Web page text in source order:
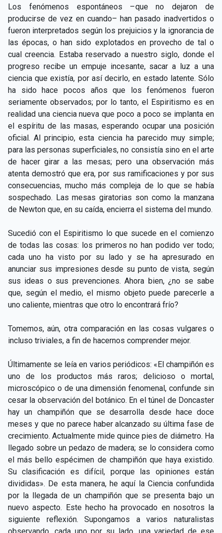
Los fenómenos espontáneos –que no dejaron de
producirse de vez en cuando– han pasado inadvertidos o
fueron interpretados según los prejuicios y la ignorancia de
las épocas, o han sido explotados en provecho de tal o
cual creencia. Estaba reservado a nuestro siglo, donde el
progreso recibe un empuje incesante, sacar a luz a una
ciencia que existía, por así decirlo, en estado latente. Sólo
ha sido hace pocos años que los fenómenos fueron
seriamente observados; por lo tanto, el Espiritismo es en
realidad una ciencia nueva que poco a poco se implanta en
el espíritu de las masas, esperando ocupar una posición
oficial. Al principio, esta ciencia ha parecido muy simple;
para las personas superficiales, no consistía sino en el arte
de hacer girar a las mesas; pero una observación más
atenta demostró que era, por sus ramificaciones y por sus
consecuencias, mucho más compleja de lo que se había
sospechado. Las mesas giratorias son como la manzana
de Newton que, en su caída, encierra el sistema del mundo.
Sucedió con el Espiritismo lo que sucede en el comienzo
de todas las cosas: los primeros no han podido ver todo;
cada uno ha visto por su lado y se ha apresurado en
anunciar sus impresiones desde su punto de vista, según
sus ideas o sus prevenciones. Ahora bien, ¿no se sabe
que, según el medio, el mismo objeto puede parecerle a
uno caliente, mientras que otro lo encontrará frío?
Tomemos, aún, otra comparación en las cosas vulgares o
incluso triviales, a fin de hacernos comprender mejor.
Últimamente se leía en varios periódicos: «El champiñón es
uno de los productos más raros; delicioso o mortal,
microscópico o de una dimensión fenomenal, confunde sin
cesar la observación del botánico. En el túnel de Doncaster
hay un champiñón que se desarrolla desde hace doce
meses y que no parece haber alcanzado su última fase de
crecimiento. Actualmente mide quince pies de diámetro. Ha
llegado sobre un pedazo de madera; se lo considera como
el más bello espécimen de champiñón que haya existido.
Su clasificación es difícil, porque las opiniones están
divididas». De esta manera, he aquí la Ciencia confundida
por la llegada de un champiñón que se presenta bajo un
nuevo aspecto. Este hecho ha provocado en nosotros la
siguiente reflexión. Supongamos a varios naturalistas